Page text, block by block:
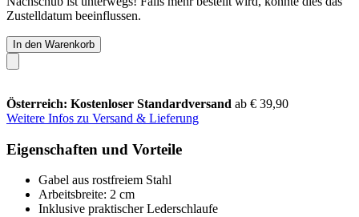
Zustelldatum beeinflussen.
In den Warenkorb
Österreich: Kostenloser Standardversand ab € 39,90
Weitere Infos zu Versand & Lieferung
Eigenschaften und Vorteile
Gabel aus rostfreiem Stahl
Arbeitsbreite: 2 cm
Inklusive praktischer Lederschlaufe